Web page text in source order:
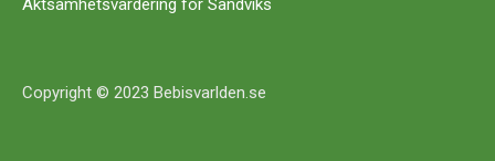
Aktsamhetsvärdering för Sandviks
Copyright © 2023 Bebisvarlden.se